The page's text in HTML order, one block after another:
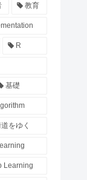
教育
R
基礎
をゆく
Learning